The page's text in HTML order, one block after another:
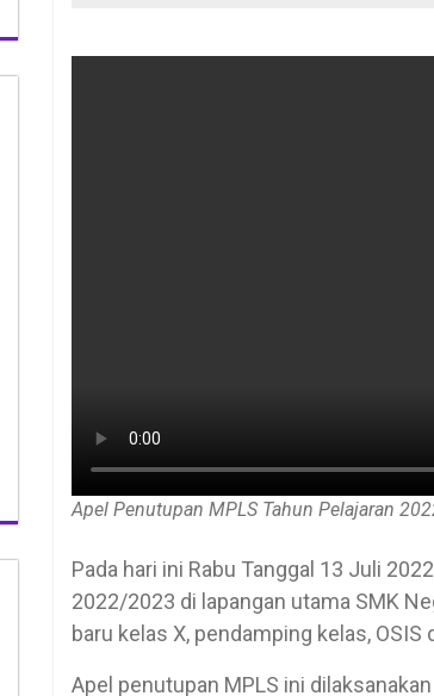
Apel Penutupan MPLS Tahun Pelajaran
Pada hari ini Rabu Tanggal 13 Juli
2022/2023 di lapangan utama SMK
baru kelas X, pendamping kelas, OSIS
Apel penutupan MPLS ini